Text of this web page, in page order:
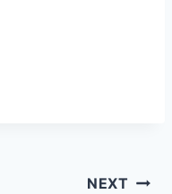
NEXT